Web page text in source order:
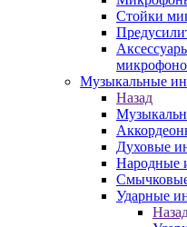
Стойки
Музыкальные
Назад
Духовые
Народные
Ударные